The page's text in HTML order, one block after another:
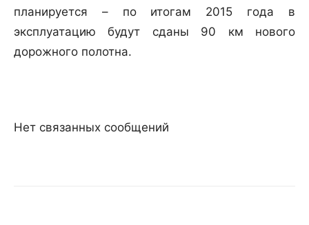
планируется – по итогам 2015 года в
эксплуатацию будут сданы 90 км нового
дорожного полотна.
Нет связанных сообщений